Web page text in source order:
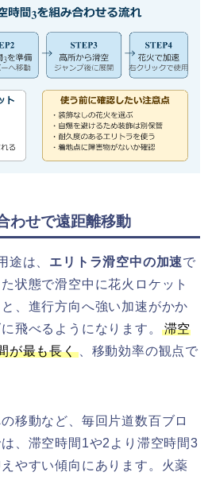
わせで遠距離移動
途は、 エリトラ滑空中の加速で
状態で滑空中に花火ロケット
、進行方向へ強い加速がかか
飛べるようになります。
滞空
が最も長く、移動効率の観点で
移動など、毎回片道数百ブロ
、滞空時間1や2より滞空時間3
やすい傾向にあります。火薬